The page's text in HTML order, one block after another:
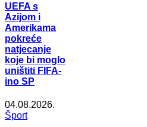
UEFA s
Azijom i
Amerikama
pokreće
natjecanje
koje bi moglo
uništiti FIFA-
ino SP
04.08.2026.
Šport